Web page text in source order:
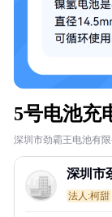
5号电池充
深圳市劲霸王电池有限
深圳市
法人:柯甜